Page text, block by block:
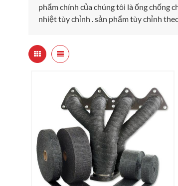
phẩm chính của chúng tôi là ống chống
nhiệt tùy chỉnh . sản phẩm tùy chỉnh